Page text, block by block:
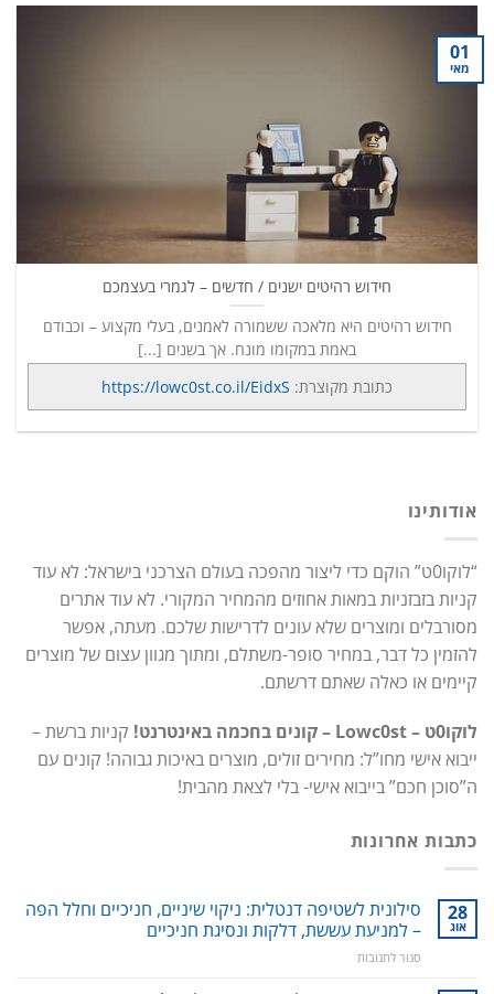
חידוש רהיטים ישנים / חדשים – לגמרי בעצמכם
חידוש רהיטים היא מלאכה ששמורה לאמנים, בעלי מקצוע – וכבודם
באמת במקומו מונח. אך בשנים [...]
כתובת מקוצרת: https://lowc0st.co.il/EidxS
01
מאי
אודותינו
“לוקו0ט” הוקם כדי ליצור מהפכה בעולם הצרכני בישראל: לא עוד
קניות בזבזניות במאות אחוזים מהמחיר המקורי. לא עוד אתרים
מסורבלים ומוצרים שלא עונים לדרישות שלכם. מעתה, אפשר
להזמין כל דבר, במחיר סופר-משתלם, ומתוך מגוון עצום של מוצרים
קיימים או כאלה שאתם דרשתם.
לוקו0ט – Lowc0st – קונים בחכמה באינטרנט!
קניות ברשת –
ייבוא אישי מחו”ל: מחירים זולים, מוצרים באיכות גבוהה! קונים עם
ה”סוכן חכם” בייבוא אישי- בלי לצאת מהבית!
כתבות אחרונות
28
אוג
סילונית לשטיפה דנטלית: ניקוי שיניים, חניכיים וחלל הפה
– למניעת עששת, דלקות ונסיגת חניכיים
סגור לתגובותעל